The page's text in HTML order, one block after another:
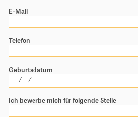
Stiftung Balm
Suche
Jobs
Newsletter
Kontakt
E-Mail
Telefon
Geburtsdatum
Ich bewerbe mich für folgende Stelle